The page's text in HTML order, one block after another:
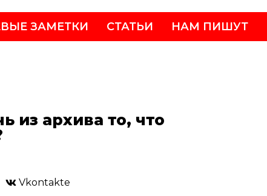
ЗАМЕТКИ СТАТЬИ НАМ ПИШУТ
из архива то, что
Vkontakte